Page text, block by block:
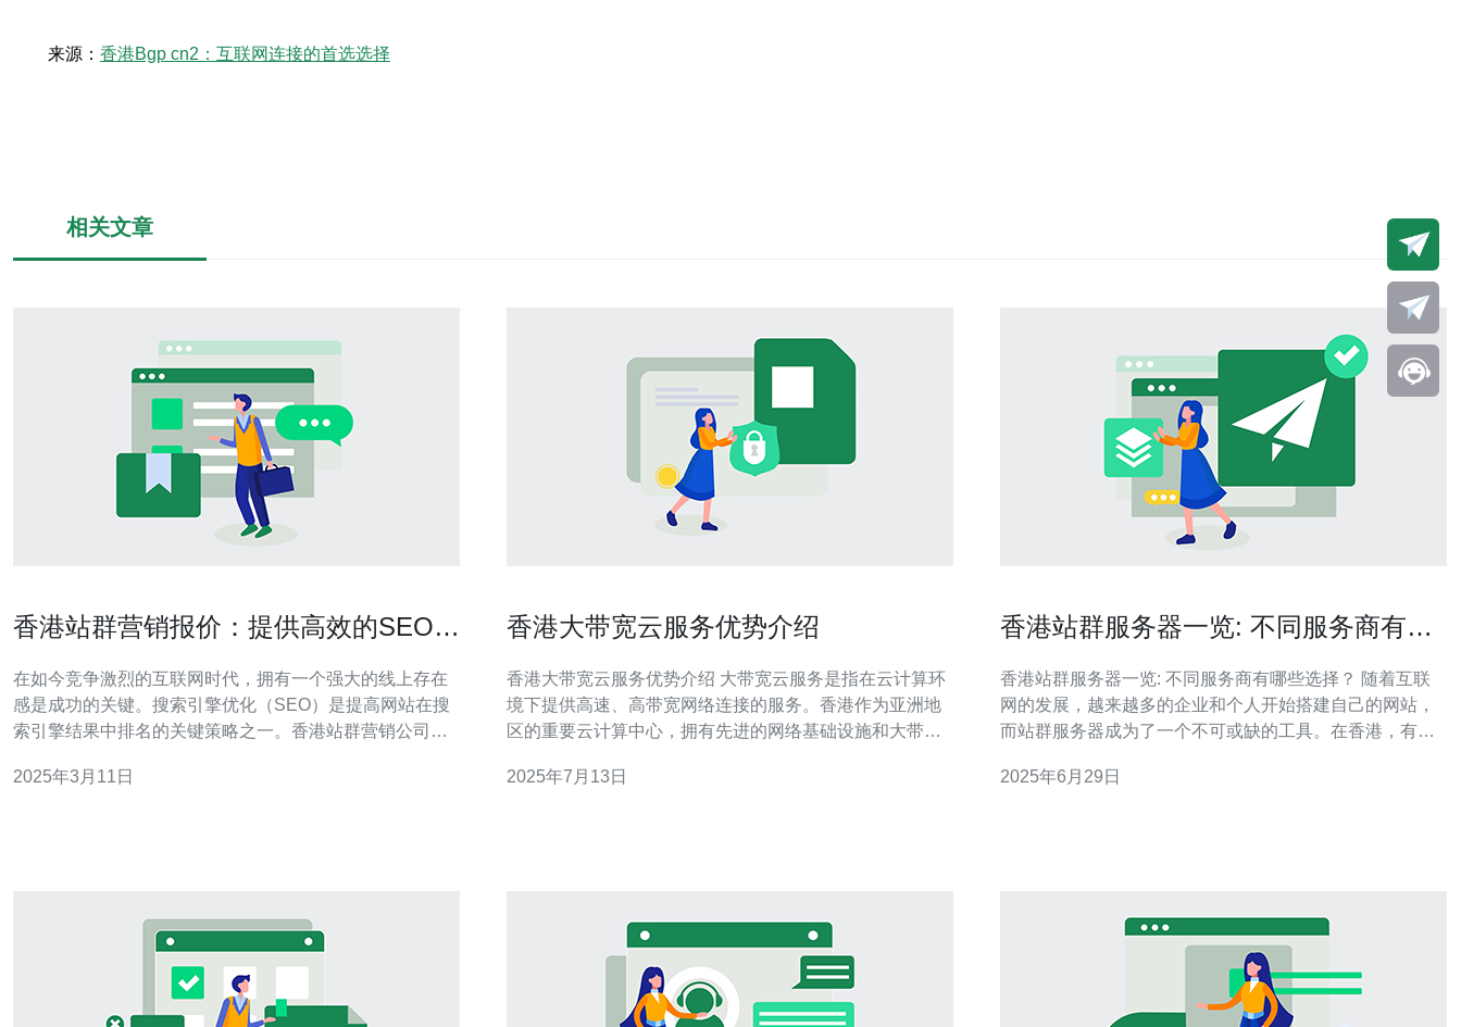
来源： 香港Bgp cn2：互联网连接的首选选择
相关文章
香港站群营销报价：提供高效的SEO服
在如今竞争激烈的互联网时代，拥有一个强大的线上存在
感是成功的关键。搜索引擎优化（SEO）是提高网站在搜
索引擎结果中排名的关键策略之一。香港站群营销公司提
本文将介绍香港站群营销公司的报价及其提供的服务。 香
2025年3月11日
香港大带宽云服务优势介绍
香港大带宽云服务优势介绍 大带宽云服务是指在云计算环
境下提供高速、高带宽网络连接的服务。香港作为亚洲地
区的重要云计算中心，拥有先进的网络基础设施和大带宽
的网络连接 香港大带宽云服务拥有高速稳定的网络连接，
2025年7月13日
香港站群服务器一览: 不同服务商有哪
香港站群服务器一览: 不同服务商有哪些选择？ 随着互联
网的发展，越来越多的企业和个人开始搭建自己的网站，
而站群服务器成为了一个不可或缺的工具。在香港，有许
的选择。 1. 阿里云 作为国内领先的云服务商，阿里云也在
2025年6月29日